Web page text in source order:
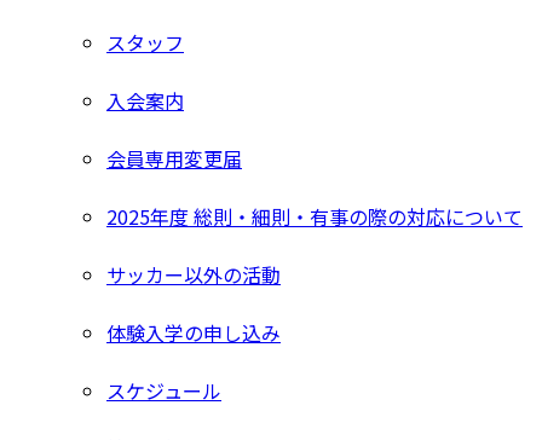
スタッフ
入会案内
会員専用変更届
2025年度 総則・細則・有事の際の対応について
サッカー以外の活動
体験入学の申し込み
スケジュール